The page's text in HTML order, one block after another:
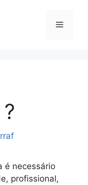
Menu
é necessário
profissional,